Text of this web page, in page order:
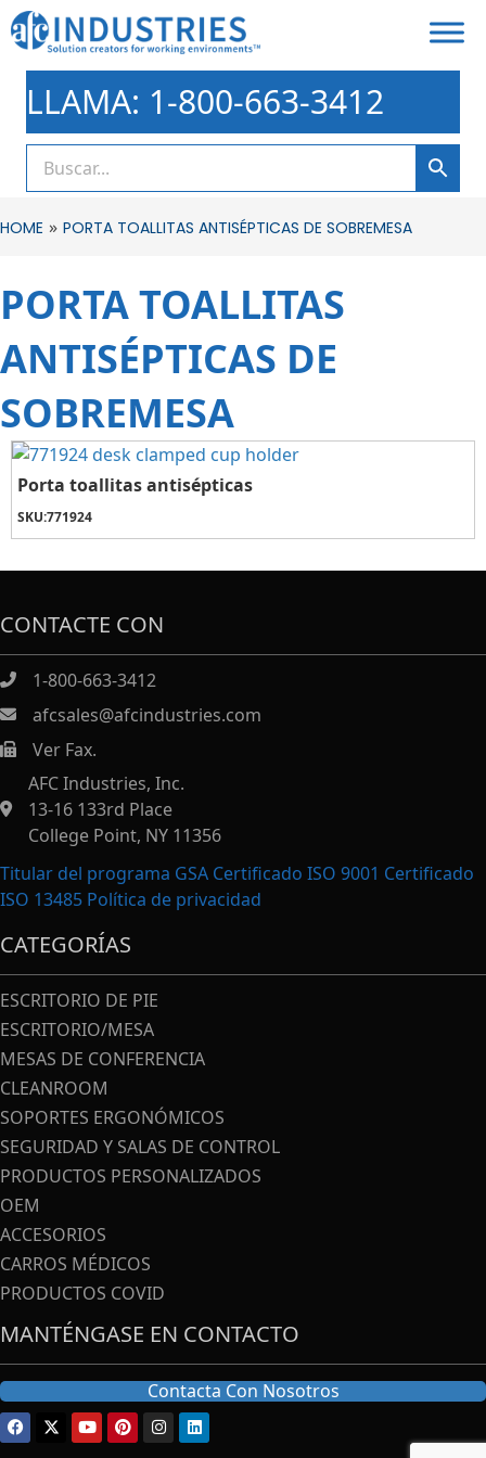
LLAMA: 1-800-663-3412
HOME » PORTA TOALLITAS ANTISÉPTICAS DE SOBREMESA
PORTA TOALLITAS
ANTISÉPTICAS DE
SOBREMESA
Porta toallitas antisépticas
SKU:771924
CONTACTE CON
1-800-663-3412
afcsales@afcindustries.com
https://afcindustries.com/contact/#:~:text=Fax
Ver Fax.
AFC Industries, Inc.
13-16 133rd Place
College Point, NY 11356
Titular del programa GSA Certificado ISO 9001 Certificado
ISO 13485 Política de privacidad
CATEGORÍAS
ESCRITORIO DE PIE
ESCRITORIO/MESA
MESAS DE CONFERENCIA
CLEANROOM
SOPORTES ERGONÓMICOS
SEGURIDAD Y SALAS DE CONTROL
PRODUCTOS PERSONALIZADOS
OEM
ACCESORIOS
CARROS MÉDICOS
PRODUCTOS COVID
MANTÉNGASE EN CONTACTO
Contacta Con Nosotros